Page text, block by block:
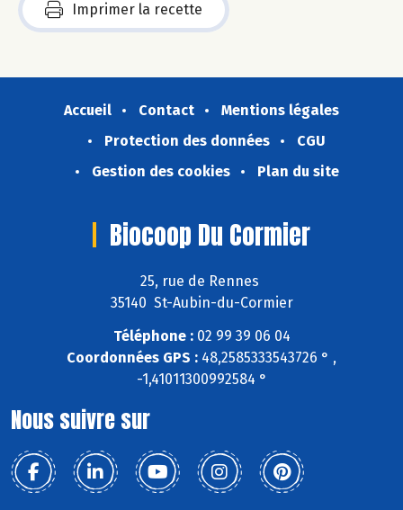
Imprimer la recette
Accueil Contact
Mentions légales
Protection des données
CGU
Gestion des cookies
Plan du site
Biocoop Du Cormier
25, rue de Rennes
35140 St-Aubin-du-Cormier
Téléphone :02 99 39 06 04
Coordonnées GPS : 48,2585333543726 ° ,
-1,41011300992584 °
Nous suivre sur